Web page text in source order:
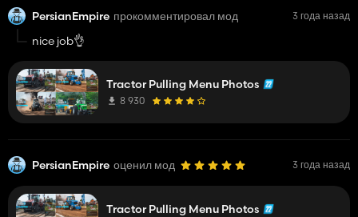
PersianEmpire прокомментировал мод 3 года назад
nice job👌
Tractor Pulling Menu Photos
8 930
PersianEmpire оценил мод 3 года назад
Tractor Pulling Menu Photos